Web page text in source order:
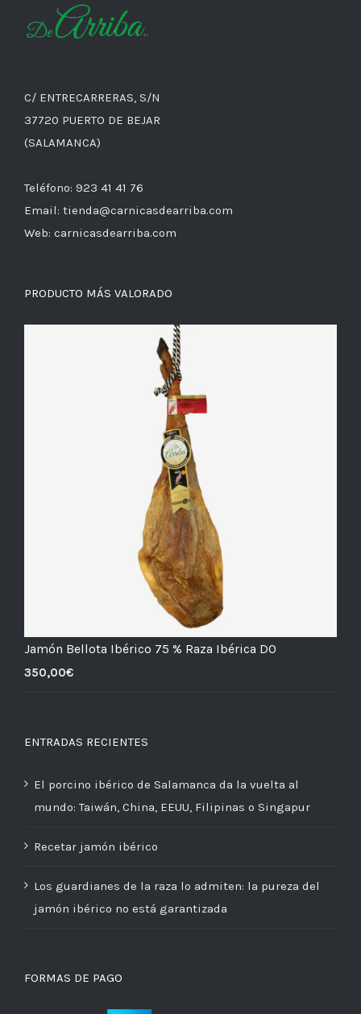
C/ ENTRECARRERAS, S/N
37720 PUERTO DE BEJAR
(SALAMANCA)
Teléfono: 923 41 41 76
Email: tienda@carnicasdearriba.com
Web: carnicasdearriba.com
PRODUCTO MÁS VALORADO
Jamón Bellota Ibérico 75 % Raza Ibérica DO
350,00€
ENTRADAS RECIENTES
El porcino ibérico de Salamanca da la vuelta al
mundo: Taiwán, China, EEUU, Filipinas o Singapur
Recetar jamón ibérico
Los guardianes de la raza lo admiten: la pureza del
jamón ibérico no está garantizada
FORMAS DE PAGO